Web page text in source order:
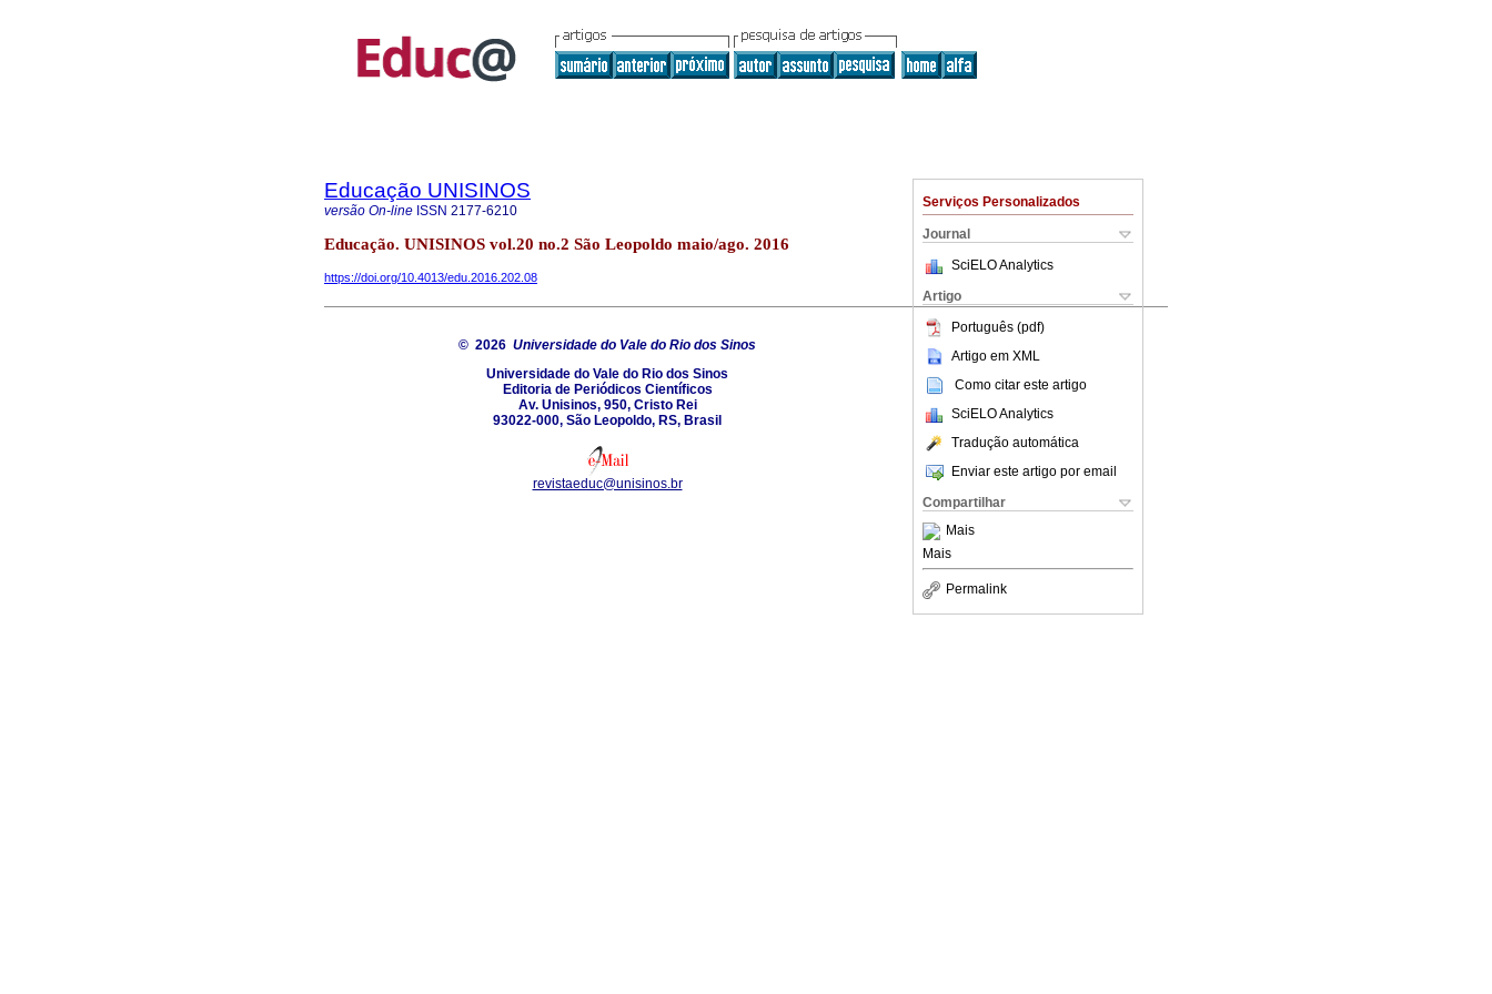
Serviços Personalizados
Journal
SciELO Analytics
Artigo
Português (pdf)
Artigo em XML
Como citar este artigo
SciELO Analytics
Tradução automática
Enviar este artigo por email
Compartilhar
Mais
Mais
Permalink
Educação UNISINOS
versão On-line ISSN 2177-6210
Educação. UNISINOS vol.20 no.2 São Leopoldo maio/ago. 2016
https://doi.org/10.4013/edu.2016.202.08
© 2026 Universidade do Vale do Rio dos Sinos
Universidade do Vale do Rio dos Sinos
Editoria de Periódicos Científicos
Av. Unisinos, 950, Cristo Rei
93022-000, São Leopoldo, RS, Brasil
revistaeduc@unisinos.br